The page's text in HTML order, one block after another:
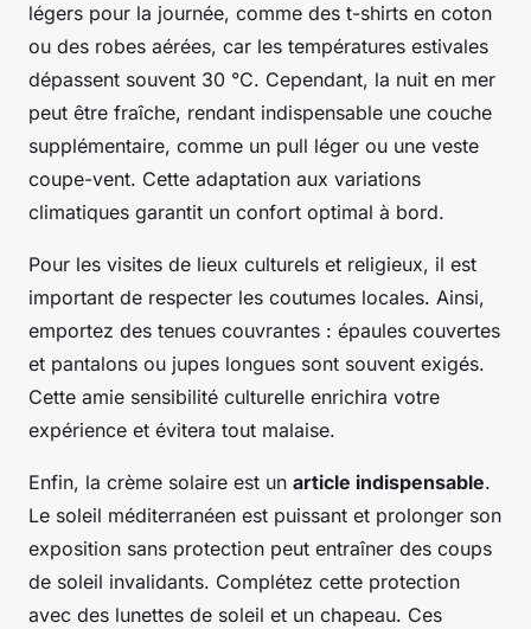
légers pour la journée, comme des t-shirts en coton
ou des robes aérées, car les températures estivales
dépassent souvent 30 °C. Cependant, la nuit en mer
peut être fraîche, rendant indispensable une couche
supplémentaire, comme un pull léger ou une veste
coupe-vent. Cette adaptation aux variations
climatiques garantit un confort optimal à bord.
Pour les visites de lieux culturels et religieux, il est
important de respecter les coutumes locales. Ainsi,
emportez des tenues couvrantes : épaules couvertes
et pantalons ou jupes longues sont souvent exigés.
Cette amie sensibilité culturelle enrichira votre
expérience et évitera tout malaise.
Enfin, la crème solaire est un article indispensable.
Le soleil méditerranéen est puissant et prolonger son
exposition sans protection peut entraîner des coups
de soleil invalidants. Complétez cette protection
avec des lunettes de soleil et un chapeau. Ces